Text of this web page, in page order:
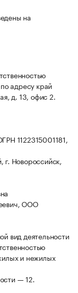
на
адресу край
д. 13, офис 2.
1122315001181,
Новороссийск,
ООО
вид деятельности
и нежилых
— 12.